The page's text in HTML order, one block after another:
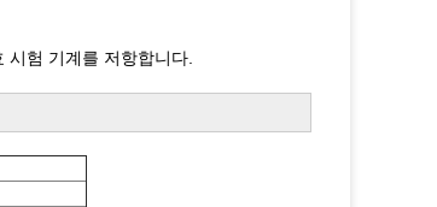
험 기계를 저항합니다.